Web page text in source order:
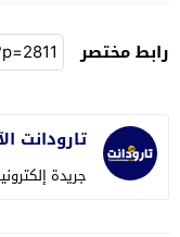
رابط مختصر
تارودانت
جريدة